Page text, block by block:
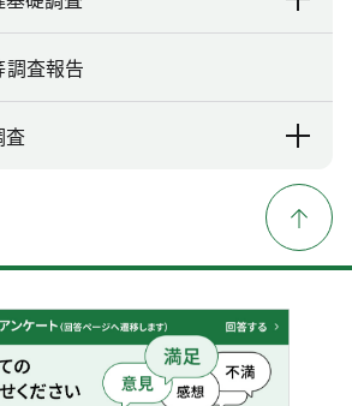
査報告
査